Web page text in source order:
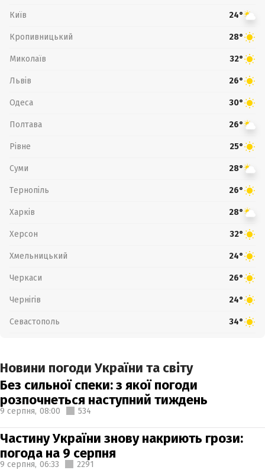
Київ 24°
Кропивницький 28°
Миколаїв 32°
Львів 26°
Одеса 30°
Полтава 26°
Рівне 25°
Суми 28°
Тернопіль 26°
Харків 28°
Херсон 32°
Хмельницький 24°
Черкаси 26°
Чернігів 24°
Севастополь 34°
Новини погоди України та світу
Без сильної спеки: з якої погоди
розпочнеться наступний тиждень
9 серпня, 08:00 534
Частину України знову накриють грози:
погода на 9 серпня
9 серпня, 06:33 2291